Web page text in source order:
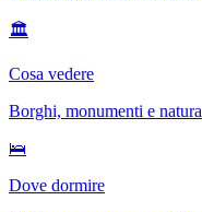
🏛
Cosa vedere
Borghi, monumenti e natura
🛌
Dove dormire